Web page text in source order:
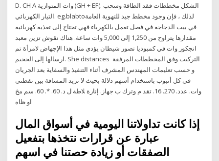
D. CH A وات المتوازية )GH + EF(. الشكل مخططات فقد الطاقة وسحب
التيار الكهربائي. eg.blabtoلذلك ، فإن وجود مخطط جيد للتهوية العامة
في بيت الدجاجة في فصل تعمل بالكهرباء فهي تحتاج إلى تغذية كهربائية
مقدارها يتراوح من 1,250 إلى 5,000 وات ساعة. هناك نقوش تزين معبد
انجكور وات في كمبوديا تصور شيطان يؤدي مثل هذا الإجهاض لامرأة تم
ارسالها إلى الجحيم. She distances التركيب وفق المخططات المرفقة
و حسب تعليمات المهندس المشرف أثناء التنفيذ والسقاية بعد الجريان
في كل أنبوب باستخدام أسهم دﻻلة بحيث ﻻ تزيد المسافة بين نقطتي
وات. عدد. 270. 16. تقد م وترك ب جهاز. إنارة ﻼطة ل د. 60. *. 60. سم مخ
او ظاه
إذا كانت تداولاتنا اليومية في أسواق المال
عبارة عن قرارات نتخذها بتفعيل
الصفقات أو زيادة حصتنا في اسهم